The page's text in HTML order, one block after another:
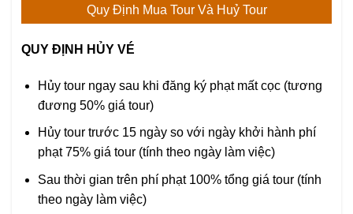
Quy Định Mua Tour Và Huỷ Tour
QUY ĐỊNH HỦY VÉ
Hủy tour ngay sau khi đăng ký phạt mất cọc (tương
đương 50% giá tour)
Hủy tour trước 15 ngày so với ngày khởi hành phí
phạt 75% giá tour (tính theo ngày làm việc)
Sau thời gian trên phí phạt 100% tổng giá tour (tính
theo ngày làm việc)